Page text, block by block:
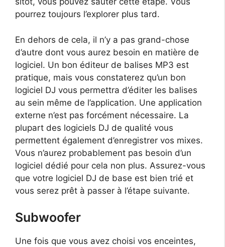
pourrez toujours l’explorer plus tard.
En dehors de cela, il n’y a pas grand-chose
d’autre dont vous aurez besoin en matière de
logiciel. Un bon éditeur de balises MP3 est
pratique, mais vous constaterez qu’un bon
logiciel DJ vous permettra d’éditer les balises
au sein même de l’application. Une application
externe n’est pas forcément nécessaire. La
plupart des logiciels DJ de qualité vous
permettent également d’enregistrer vos mixes.
Vous n’aurez probablement pas besoin d’un
logiciel dédié pour cela non plus. Assurez-vous
que votre logiciel DJ de base est bien trié et
vous serez prêt à passer à l’étape suivante.
Subwoofer
Une fois que vous avez choisi vos enceintes,